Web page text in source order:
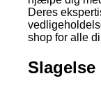
Deres
shop for alle
Slagelse